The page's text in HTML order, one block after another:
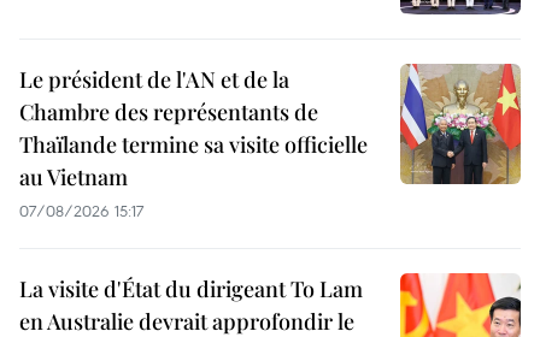
Le président de l'AN et de la
Chambre des représentants de
Thaïlande termine sa visite officielle
au Vietnam
07/08/2026 15:17
La visite d'État du dirigeant To Lam
en Australie devrait approfondir le